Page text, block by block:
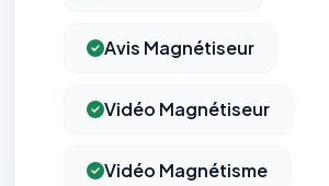
Avis Magnétiseur
Vidéo Magnétiseur
Vidéo Magnétisme